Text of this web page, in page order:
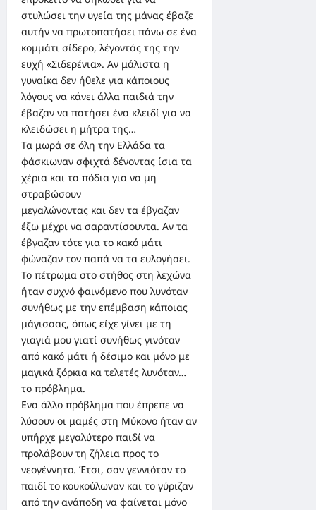
στυλώσει την υγεία της μάνας έβαζε
αυτήν να πρωτοπατήσει πάνω σε ένα
κομμάτι σίδερο, λέγοντάς της την
ευχή «Σιδερένια». Αν μάλιστα η
γυναίκα δεν ήθελε για κάποιους
λόγους να κάνει άλλα παιδιά την
έβαζαν να πατήσει ένα κλειδί για να
κλειδώσει η μήτρα της…
Τα μωρά σε όλη την Ελλάδα τα
φάσκιωναν σφιχτά δένοντας ίσια τα
χέρια και τα πόδια για να μη
στραβώσουν
μεγαλώνοντας και δεν τα έβγαζαν
έξω μέχρι να σαραντίσουντα. Αν τα
έβγαζαν τότε για το κακό μάτι
φώναζαν τον παπά να τα ευλογήσει.
Το πέτρωμα στο στήθος στη λεχώνα
ήταν συχνό φαινόμενο που λυνόταν
συνήθως με την επέμβαση κάποιας
μάγισσας, όπως είχε γίνει με τη
γιαγιά μου γιατί συνήθως γινόταν
από κακό μάτι ή δέσιμο και μόνο με
μαγικά ξόρκια κα τελετές λυνόταν…
το πρόβλημα.
Ενα άλλο πρόβλημα που έπρεπε να
λύσουν οι μαμές στη Μύκονο ήταν αν
υπήρχε μεγαλύτερο παιδί να
προλάβουν τη ζήλεια προς το
νεογέννητο. Έτσι, σαν γεννιόταν το
παιδί το κουκούλωναν και το γύριζαν
από την ανάποδη να φαίνεται μόνο